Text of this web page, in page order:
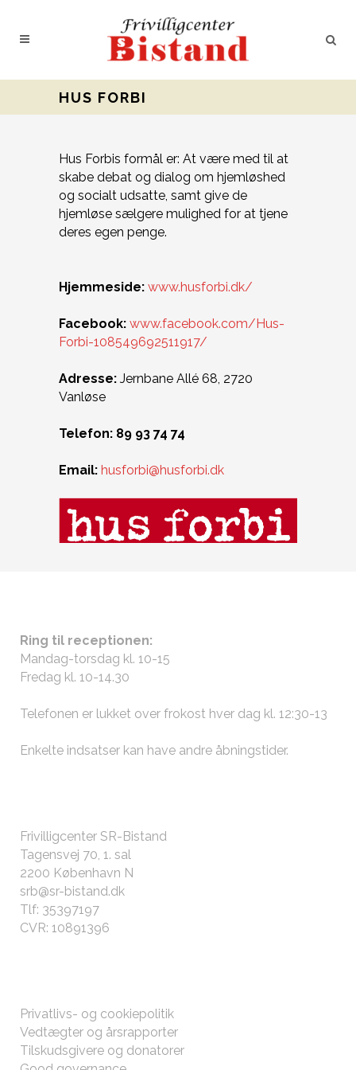
HUS FORBI
Hus Forbis formål er: At være med til at
skabe debat og dialog om hjemløshed
og socialt udsatte, samt give de
hjemløse sælgere mulighed for at tjene
deres egen penge.
Hjemmeside: www.husforbi.dk/
Facebook: www.facebook.com/Hus-
Forbi-108549692511917/
Adresse: Jernbane Allé 68, 2720
Vanløse
Telefon: 89 93 74 74
Email: husforbi@husforbi.dk
Ring til receptionen:
Mandag-torsdag kl. 10-15
Fredag kl. 10-14.30
Telefonen er lukket over frokost hver dag kl. 12:30-13
Enkelte indsatser kan have andre åbningstider.
Frivilligcenter SR-Bistand
Tagensvej 70, 1. sal
2200 København N
srb@sr-bistand.dk
Tlf: 35397197
CVR: 10891396
Privatlivs- og cookiepolitik
Vedtægter og årsrapporter
Tilskudsgivere og donatorer